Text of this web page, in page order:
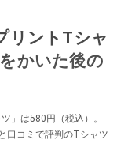
リントTシャ
かいた後の
」は580円（税込）。
口コミで評判のTシャツ